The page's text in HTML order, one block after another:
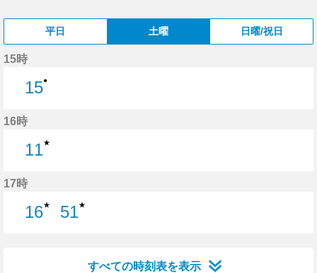
平日 土曜 日曜/祝日
15時
15●
16時
11★
17時
16★
51★
すべての時刻表を表示